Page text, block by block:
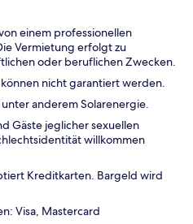
einem professionellen
Vermietung erfolgt zu
oder beruflichen Zwecken.
nicht garantiert werden.
anderem Solarenergie.
Gäste jeglicher sexuellen
willkommen
Kreditkarten. Bargeld wird
Visa, Mastercard